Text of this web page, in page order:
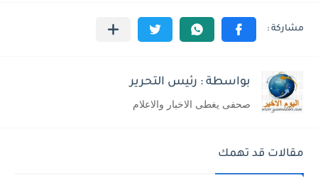
بواسطة : رئيس التحرير
صحفى يغطى الاخبار والاعلام
مقالات قد تهمك